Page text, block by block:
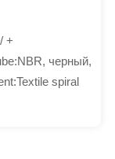
+
черный,
spiral